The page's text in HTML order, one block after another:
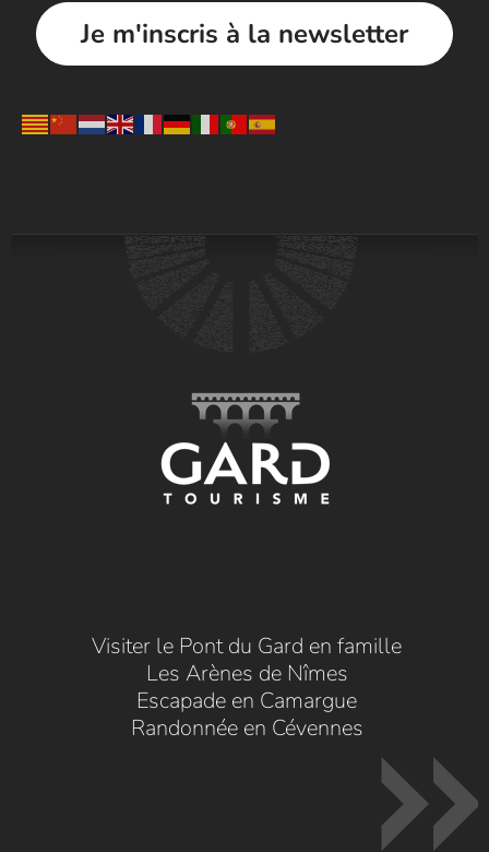
Je m'inscris à la newsletter
Visiter le Pont du Gard en famille
Les Arènes de Nîmes
Escapade en Camargue
Randonnée en Cévennes